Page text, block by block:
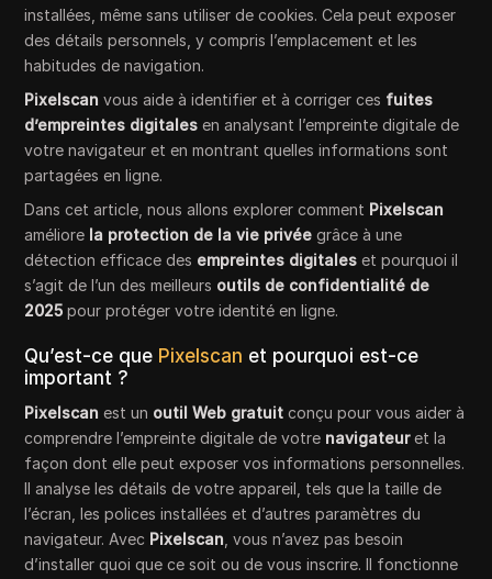
installées, même sans utiliser de cookies. Cela peut exposer
des détails personnels, y compris l’emplacement et les
habitudes de navigation.
Pixelscan vous aide à identifier et à corriger ces fuites
d’empreintes digitales en analysant l’empreinte digitale de
votre navigateur et en montrant quelles informations sont
partagées en ligne.
Dans cet article, nous allons explorer comment Pixelscan
améliore la protection de la vie privée grâce à une
détection efficace des empreintes digitales et pourquoi il
s’agit de l’un des meilleurs outils de confidentialité de
2025 pour protéger votre identité en ligne.
Qu’est-ce que Pixelscan et pourquoi est-ce
important ?
Pixelscan est un outil Web gratuit conçu pour vous aider à
comprendre l’empreinte digitale de votre navigateuret la
façon dont elle peut exposer vos informations personnelles.
Il analyse les détails de votre appareil, tels que la taille de
l’écran, les polices installées et d’autres paramètres du
navigateur. Avec Pixelscan , vous n’avez pas besoin
d’installer quoi que ce soit ou de vous inscrire. Il fonctionne